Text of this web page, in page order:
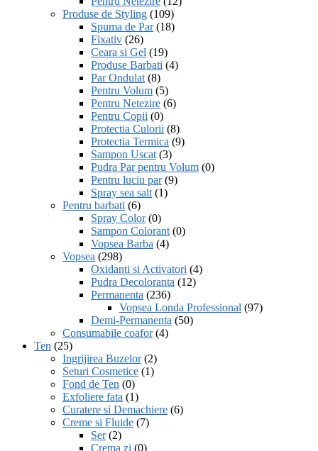
Produse de Styling (109)
Spuma de Par (18)
Fixativ (26)
Ceara si Gel (19)
Produse Barbati (4)
Par Ondulat (8)
Pentru Volum (5)
Pentru Netezire (6)
Pentru Copii (0)
Protectia Culorii (8)
Protectia Termica (9)
Sampon Uscat (3)
Pudra Par pentru Volum (0)
Pentru luciu par (9)
Spray sea salt (1)
Pentru barbati (6)
Spray Color (0)
Sampon Colorant (0)
Vopsea Barba (4)
Vopsea (298)
Oxidanti si Activatori (4)
Pudra Decoloranta (12)
Permanenta (236)
Vopsea Londa Professional (97)
Demi-Permanenta (50)
Consumabile coafor (4)
Ten (25)
Ingrijirea Buzelor (2)
Seturi Cosmetice (1)
Fond de Ten (0)
Exfoliere fata (1)
Curatere si Demachiere (6)
Creme si Fluide (7)
Ser (2)
Crema zi (0)